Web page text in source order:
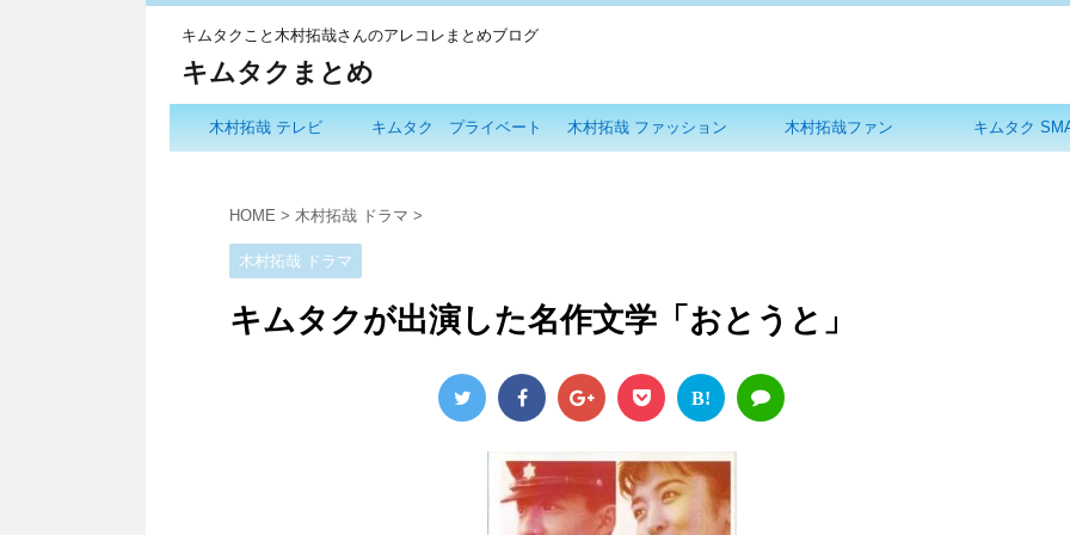
キムタクこと木村拓哉さんのアレコレまとめブログ
キムタクまとめ
木村拓哉 テレビ キムタク プライベート 木村拓哉 ファッション 木村拓哉ファン キムタク
HOME > 木村拓哉 ドラマ >
木村拓哉 ドラマ
キムタクが出演した名作文学「おとうと」
B!